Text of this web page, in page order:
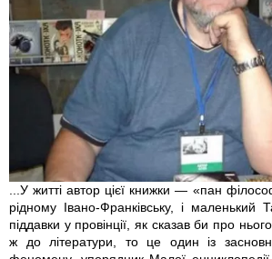
...У житті автор цієї книжки — «пан
рідному Івано-Франківську, і
піддавки у провінції, як сказав би про
ж до літератури, то це один із